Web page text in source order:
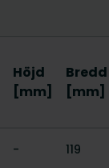
Höjd
[mm]
Bredd
[mm]
- 119